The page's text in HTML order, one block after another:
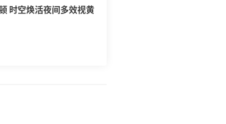
时空焕活夜间多效视黄